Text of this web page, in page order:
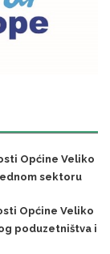
Općine Veliko
sektoru
Općine Veliko
poduzetništva i